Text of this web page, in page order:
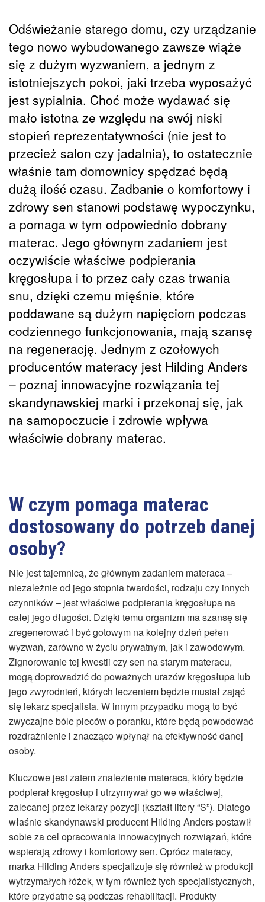
Odświeżanie starego domu, czy urządzanie
tego nowo wybudowanego zawsze wiąże
się z dużym wyzwaniem, a jednym z
istotniejszych pokoi, jaki trzeba wyposażyć
jest sypialnia. Choć może wydawać się
mało istotna ze względu na swój niski
stopień reprezentatywności (nie jest to
przecież salon czy jadalnia), to ostatecznie
właśnie tam domownicy spędzać będą
dużą ilość czasu. Zadbanie o komfortowy i
zdrowy sen stanowi podstawę wypoczynku,
a pomaga w tym odpowiednio dobrany
materac. Jego głównym zadaniem jest
oczywiście właściwe podpierania
kręgosłupa i to przez cały czas trwania
snu, dzięki czemu mięśnie, które
poddawane są dużym napięciom podczas
codziennego funkcjonowania, mają szansę
na regenerację. Jednym z czołowych
producentów materacy jest Hilding Anders
– poznaj innowacyjne rozwiązania tej
skandynawskiej marki i przekonaj się, jak
na samopoczucie i zdrowie wpływa
właściwie dobrany materac.
W czym pomaga materac
dostosowany do potrzeb danej
osoby?
Nie jest tajemnicą, że głównym zadaniem materaca –
niezależnie od jego stopnia twardości, rodzaju czy innych
czynników – jest właściwe podpierania kręgosłupa na
całej jego długości. Dzięki temu organizm ma szansę się
zregenerować i być gotowym na kolejny dzień pełen
wyzwań, zarówno w życiu prywatnym, jak i zawodowym.
Zignorowanie tej kwestii czy sen na starym materacu,
mogą doprowadzić do poważnych urazów kręgosłupa lub
jego zwyrodnień, których leczeniem będzie musiał zająć
się lekarz specjalista. W innym przypadku mogą to być
zwyczajne bóle pleców o poranku, które będą powodować
rozdrażnienie i znacząco wpłynął na efektywność danej
osoby.
Kluczowe jest zatem znalezienie materaca, który będzie
podpierał kręgosłup i utrzymywał go we właściwej,
zalecanej przez lekarzy pozycji (kształt litery “S”). Dlatego
właśnie skandynawski producent Hilding Anders postawił
sobie za cel opracowania innowacyjnych rozwiązań, które
wspierają zdrowy i komfortowy sen. Oprócz materacy,
marka Hilding Anders specjalizuje się również w produkcji
wytrzymałych łóżek, w tym również tych specjalistycznych,
które przydatne są podczas rehabilitacji. Produkty